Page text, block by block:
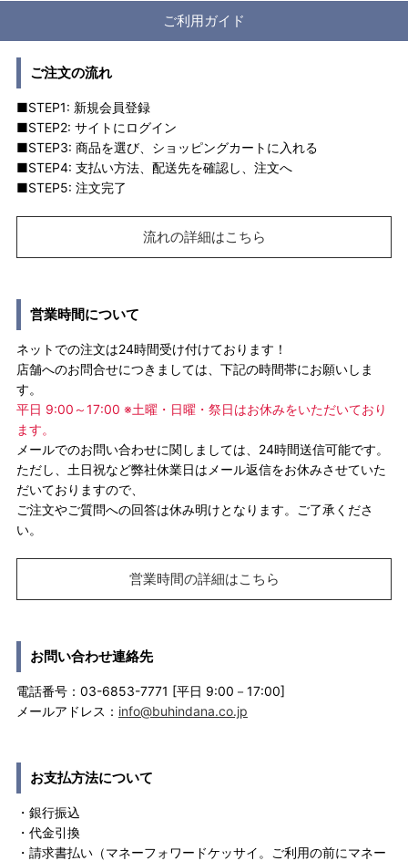
ご利用ガイド
ご注文の流れ
■STEP1: 新規会員登録
■STEP2: サイトにログイン
■STEP3: 商品を選び、ショッピングカートに入れる
■STEP4: 支払い方法、配送先を確認し、注文へ
■STEP5: 注文完了
流れの詳細はこちら
営業時間について
ネットでの注文は24時間受け付けております！
店舗へのお問合せにつきましては、下記の時間帯にお願いしま
す。
平日 9:00～17:00 ※土曜・日曜・祭日はお休みをいただいており
ます。
メールでのお問い合わせに関しましては、24時間送信可能です。
ただし、土日祝など弊社休業日はメール返信をお休みさせていた
だいておりますので、
ご注文やご質問への回答は休み明けとなります。ご了承くださ
い。
営業時間の詳細はこちら
お問い合わせ連絡先
電話番号：03-6853-7771 [平日 9:00－17:00]
メールアドレス： info@buhindana.co.jp
お支払方法について
・銀行振込
・代金引換
・請求書払い（マネーフォワードケッサイ。ご利用の前にマネー